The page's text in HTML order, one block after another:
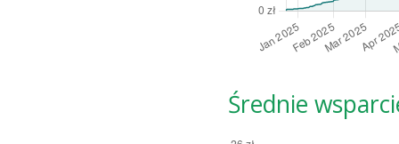
Średnie